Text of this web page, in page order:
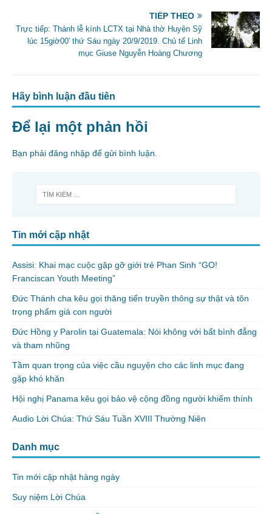
TIẾP THEO
Trực tiếp: Thánh lễ kính LCTX tại Nhà thờ Huyện Sỹ
lúc 15giờ00′ thứ Sáu ngày 20/9/2019. Chủ tế Linh
mục Giuse Nguyễn Hoàng Chương
Hãy bình luận đầu tiên
Để lại một phản hồi
Bạn phải đăng nhập để gửi bình luận.
Tin mới cập nhật
Assisi: Khai mạc cuộc gặp gỡ giới trẻ Phan Sinh “GO!
Franciscan Youth Meeting”
Đức Thánh cha kêu gọi thăng tiến truyền thông sự thật và tôn
trọng phẩm giá con người
Đức Hồng y Parolin tại Guatemala: Nói không với bất bình đẳng
và tham nhũng
Tầm quan trọng của việc cầu nguyện cho các linh mục đang
gặp khó khăn
Hội nghị Panama kêu gọi bảo vệ cộng đồng người khiếm thính
Audio Lời Chúa: Thứ Sáu Tuần XVIII Thường Niên
Danh mục
Tin mới cập nhật hàng ngày
Suy niệm Lời Chúa